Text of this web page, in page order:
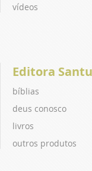
vídeos
Editora
bíblias
deus conosco
livros
outros produtos